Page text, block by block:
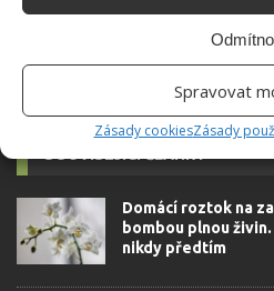
Spravovat
Zásady cookiesZásady
Domácí roztok na
bombou plnou
nikdy předtím